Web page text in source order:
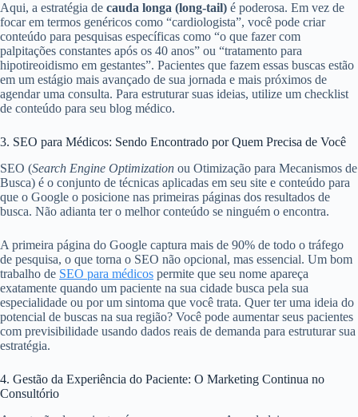
Aqui, a estratégia de cauda longa (long-tail) é poderosa. Em vez de
focar em termos genéricos como “cardiologista”, você pode criar
conteúdo para pesquisas específicas como “o que fazer com
palpitações constantes após os 40 anos” ou “tratamento para
hipotireoidismo em gestantes”. Pacientes que fazem essas buscas estão
em um estágio mais avançado de sua jornada e mais próximos de
agendar uma consulta. Para estruturar suas ideias, utilize um checklist
de conteúdo para seu blog médico.
3. SEO para Médicos: Sendo Encontrado por Quem Precisa de Você
SEO (Search Engine Optimization ou Otimização para Mecanismos de
Busca) é o conjunto de técnicas aplicadas em seu site e conteúdo para
que o Google o posicione nas primeiras páginas dos resultados de
busca. Não adianta ter o melhor conteúdo se ninguém o encontra.
A primeira página do Google captura mais de 90% de todo o tráfego
de pesquisa, o que torna o SEO não opcional, mas essencial. Um bom
trabalho de SEO para médicos permite que seu nome apareça
exatamente quando um paciente na sua cidade busca pela sua
especialidade ou por um sintoma que você trata. Quer ter uma ideia do
potencial de buscas na sua região? Você pode aumentar seus pacientes
com previsibilidade usando dados reais de demanda para estruturar sua
estratégia.
4. Gestão da Experiência do Paciente: O Marketing Continua no
Consultório